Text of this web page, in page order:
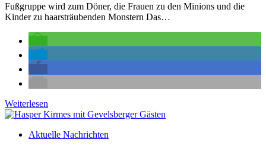
Fußgruppe wird zum Döner, die Frauen zu den Minions und die
Kinder zu haarsträubenden Monstern Das…
Dä
vam
bringt
Weiterlesen
Veröffentlicht
Aktuelle Nachrichten